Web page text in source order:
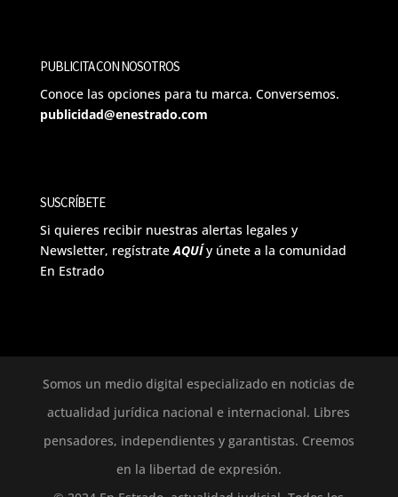
PUBLICITA CON NOSOTROS
Conoce las opciones para tu marca. Conversemos.
publicidad@enestrado.com
SUSCRÍBETE
Si quieres recibir nuestras alertas legales y
Newsletter, regístrateAQUÍ y únete a la comunidad
En Estrado
Somos un medio digital especializado en noticias de
actualidad jurídica nacional e internacional. Libres
pensadores, independientes y garantistas. Creemos
en la libertad de expresión.